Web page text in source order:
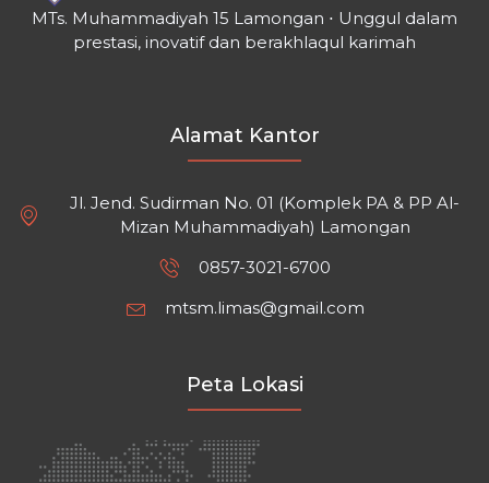
MTs. Muhammadiyah 15 Lamongan ⋅ Unggul dalam
prestasi, inovatif dan berakhlaqul karimah
Alamat Kantor
Jl. Jend. Sudirman No. 01 (Komplek PA & PP Al-
Mizan Muhammadiyah) Lamongan
0857-3021-6700
mtsm.limas@gmail.com
Peta Lokasi